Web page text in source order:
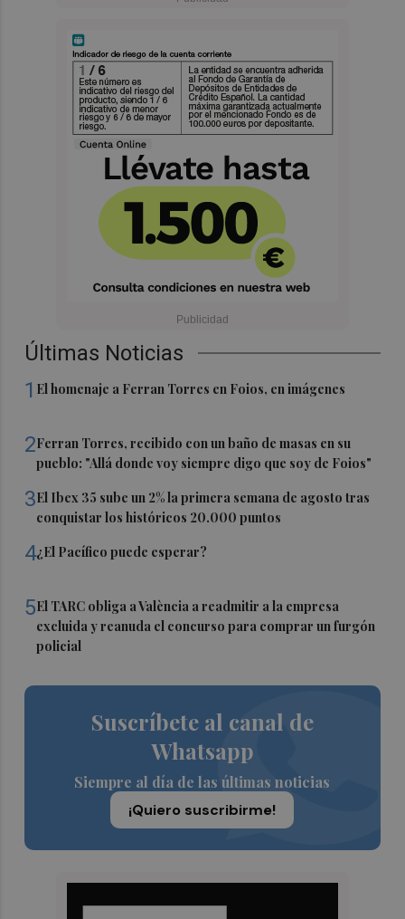
Últimas Noticias
1 El homenaje a Ferran Torres en Foios, en imágenes
2Ferran Torres, recibido con un baño de masas en su
pueblo: "Allá donde voy siempre digo que soy de Foios"
3El Ibex 35 sube un 2% la primera semana de agosto tras
conquistar los históricos 20.000 puntos
4¿El Pacífico puede esperar?
5El TARC obliga a València a readmitir a la empresa
excluida y reanuda el concurso para comprar un furgón
policial
Suscríbete al canal de
Whatsapp
Siempre al día de las últimas noticias
¡Quiero suscribirme!